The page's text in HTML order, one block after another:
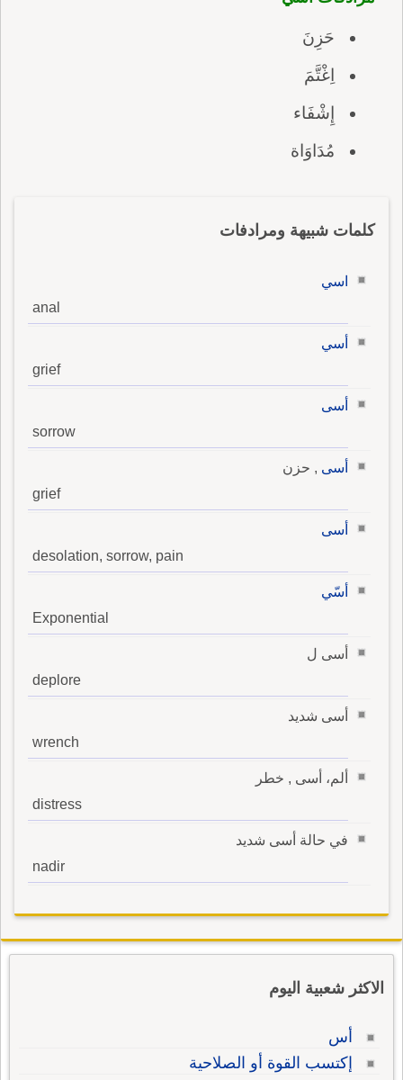
حَزِنَ
اِغْتَّمَ
إِشْفَاء
مُدَاوَاة
كلمات شبيهة ومرادفات
اسي
anal
أسي
grief
أسى
sorrow
أسى , حزن
grief
أسى
desolation, sorrow, pain
أسّي
Exponential
أسى ل
deplore
أسى شديد
wrench
ألم، أسى , خطر
distress
في حالة أسى شديد
nadir
الاكثر شعبية اليوم
أس
إكتسب القوة أو الصلاحية